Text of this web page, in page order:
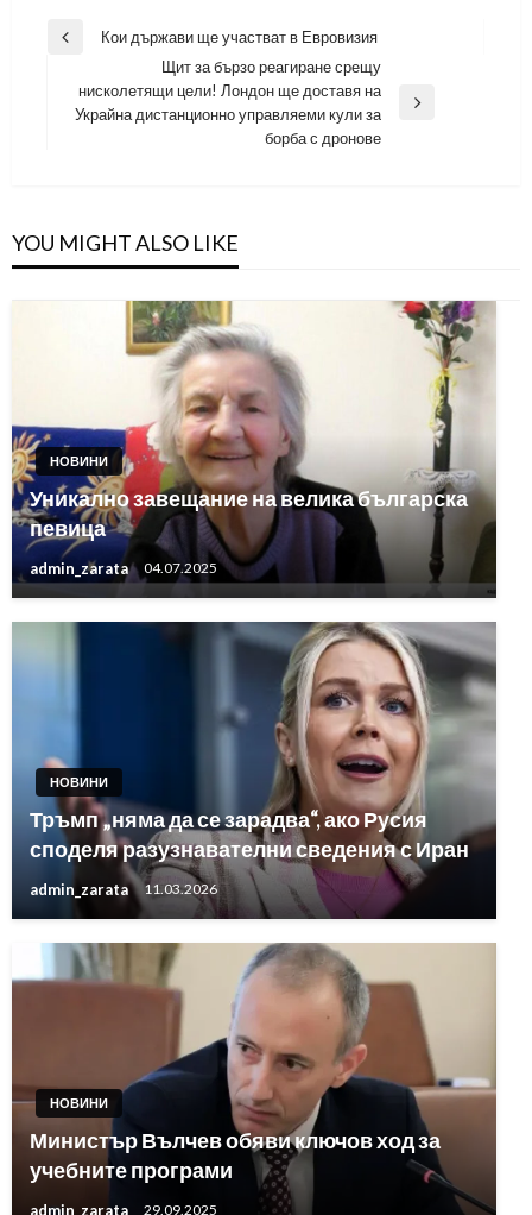
Навигация
Previous
Кои държави ще участват в Евровизия
Next
Щит за бързо реагиране срещу
нисколетящи цели! Лондон ще доставя на
Украйна дистанционно управляеми кули за
борба с дронове
YOU MIGHT ALSO LIKE
НОВИНИ
Уникално завещание на велика българска
певица
admin_zarata 04.07.2025
НОВИНИ
Тръмп „няма да се зарадва“, ако Русия
споделя разузнавателни сведения с Иран
admin_zarata 11.03.2026
НОВИНИ
Министър Вълчев обяви ключов ход за
учебните програми
admin_zarata 29.09.2025